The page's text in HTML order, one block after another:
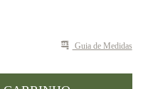
Guia de Medidas